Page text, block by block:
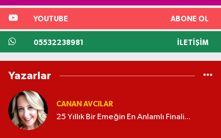
YOUTUBE ABONE OL
05532238981 İLETIŞIM
Yazarlar
CANAN AVCILAR
25 Yıllık Bir Emeğin En Anlamlı Finali...